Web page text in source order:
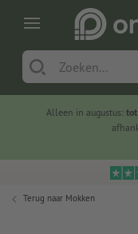
Alleen in augustus:
Terug naar Mokken